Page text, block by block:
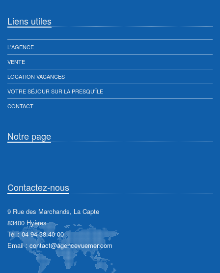
Liens utiles
L'AGENCE
VENTE
LOCATION VACANCES
VOTRE SÉJOUR SUR LA PRESQU'ÎLE
CONTACT
Notre page
Contactez-nous
9 Rue des Marchands, La Capte
83400 Hyères
Tél :04 94 38 40 00
Email :contact@agencevuemer.com